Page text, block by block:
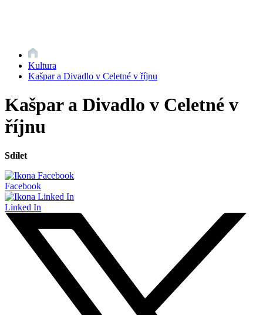
Kultura
Kašpar a Divadlo v Celetné v říjnu
Kašpar a Divadlo v Celetné v
říjnu
Sdílet
Facebook
Linked In